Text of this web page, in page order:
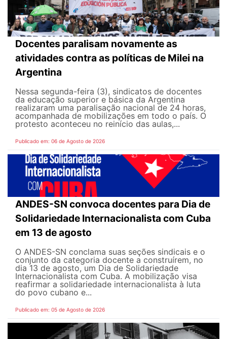
Docentes paralisam novamente as
atividades contra as políticas de Milei na
Argentina
Nessa segunda-feira (3), sindicatos de docentes
da educação superior e básica da Argentina
realizaram uma paralisação nacional de 24 horas,
acompanhada de mobilizações em todo o país. O
protesto aconteceu no reinício das aulas,...
Publicado em: 06 de Agosto de 2026
ANDES-SN convoca docentes para Dia de
Solidariedade Internacionalista com Cuba
em 13 de agosto
O ANDES-SN conclama suas seções sindicais e o
conjunto da categoria docente a construírem, no
dia 13 de agosto, um Dia de Solidariedade
Internacionalista com Cuba. A mobilização visa
reafirmar a solidariedade internacionalista à luta
do povo cubano e...
Publicado em: 05 de Agosto de 2026